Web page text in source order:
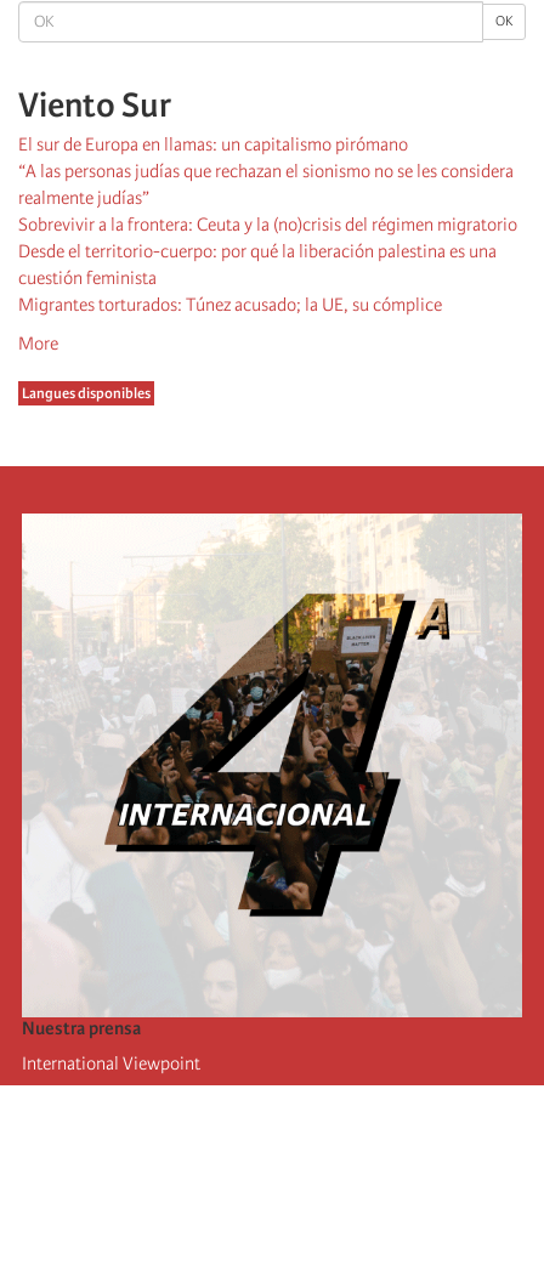
OK OK
Viento Sur
El sur de Europa en llamas: un capitalismo pirómano
“A las personas judías que rechazan el sionismo no se les considera
realmente judías”
Sobrevivir a la frontera: Ceuta y la (no)crisis del régimen migratorio
Desde el territorio-cuerpo: por qué la liberación palestina es una
cuestión feminista
Migrantes torturados: Túnez acusado; la UE, su cómplice
More
Langues disponibles
Nuestra prensa
International Viewpoint